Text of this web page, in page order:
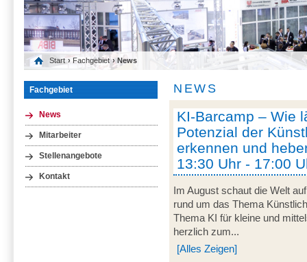
Start › Fachgebiet › News
Fachgebiet
News
Mitarbeiter
Stellenangebote
Kontakt
NEWS
KI-Barcamp – Wie
Potenzial der
erkennen und
13:30 Uhr - 17:00
Im August schaut die Welt
rund um das Thema
Thema KI für kleine und
herzlich zum...
[Alles Zeigen]